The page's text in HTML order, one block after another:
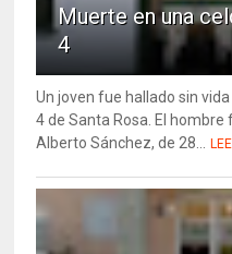
Muerte en una
4
Un joven fue hallado sin
4 de Santa Rosa. El
Alberto Sánchez, de 28...